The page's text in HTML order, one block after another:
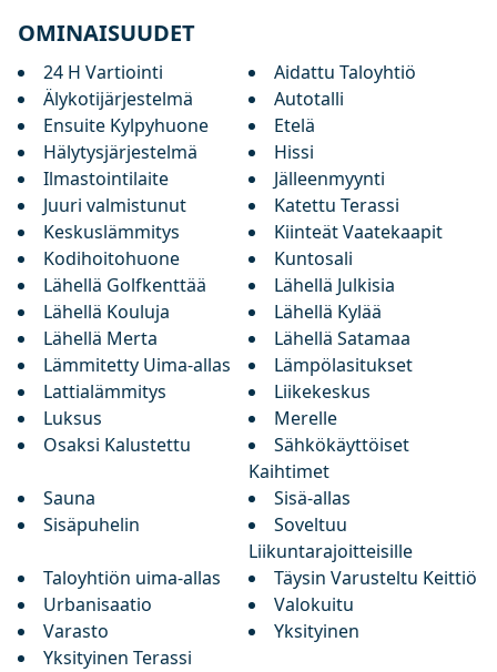
OMINAISUUDET
24 H Vartiointi
Aidattu Taloyhtiö
Älykotijärjestelmä
Autotalli
Ensuite Kylpyhuone
Etelä
Hälytysjärjestelmä
Hissi
Ilmastointilaite
Jälleenmyynti
Juuri valmistunut
Katettu Terassi
Keskuslämmitys
Kiinteät Vaatekaapit
Kodihoitohuone
Kuntosali
Lähellä Golfkenttää
Lähellä Julkisia
Lähellä Kouluja
Lähellä Kylää
Lähellä Merta
Lähellä Satamaa
Lämmitetty Uima-allas
Lämpölasitukset
Lattialämmitys
Liikekeskus
Luksus
Merelle
Osaksi Kalustettu
Sähkökäyttöiset
Kaihtimet
Sauna
Sisä-allas
Sisäpuhelin
Soveltuu
Liikuntarajoitteisille
Taloyhtiön uima-allas
Täysin Varusteltu Keittiö
Urbanisaatio
Valokuitu
Varasto
Yksityinen
Yksityinen Terassi